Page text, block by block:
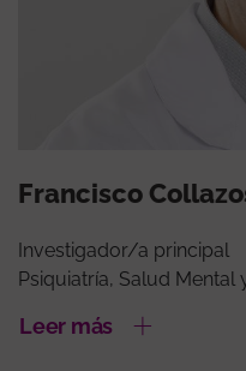
Francisco
Investigador/a principal
Psiquiatría, Salud Mental
Leer más